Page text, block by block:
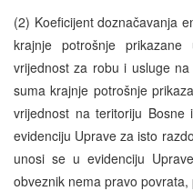
(2) Koeficijent doznačavanja
krajnje potrošnje
vrijednost za robu i usluge
suma krajnje potrošnje
vrijednost na teritoriju
evidenciju Uprave za isto
unosi se u evidenciju
obveznik nema pravo